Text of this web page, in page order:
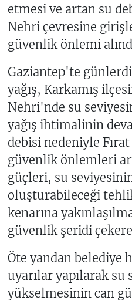
etmesi ve artan su
Nehri çevresine
güvenlik önlemi
Gaziantep'te
yağış, Karkamış
Nehri'nde su
yağış ihtimalinin
debisi nedeniyle
güvenlik önlemleri
güçleri, su
oluşturabileceği
kenarına
güvenlik şeridi
Öte yandan belediye
uyarılar yapılarak su
yükselmesinin can